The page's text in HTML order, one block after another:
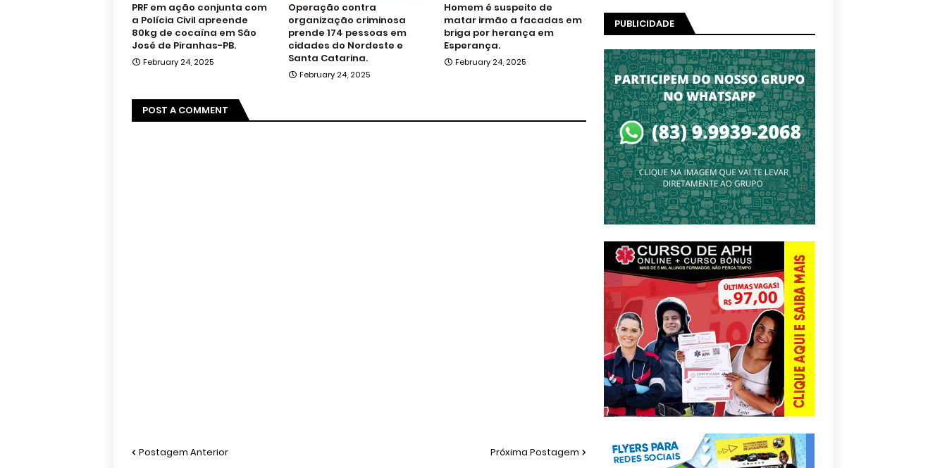
PRF em ação conjunta com
a Polícia Civil apreende
80kg de cocaína em São
José de Piranhas-PB.
February 24, 2025
Operação contra
organização criminosa
prende 174 pessoas em
cidades do Nordeste e
Santa Catarina.
February 24, 2025
Homem é suspeito de
matar irmão a facadas em
briga por herança em
Esperança.
February 24, 2025
POST A COMMENT
Postagem Anterior Próxima Postagem
PUBLICIDADE